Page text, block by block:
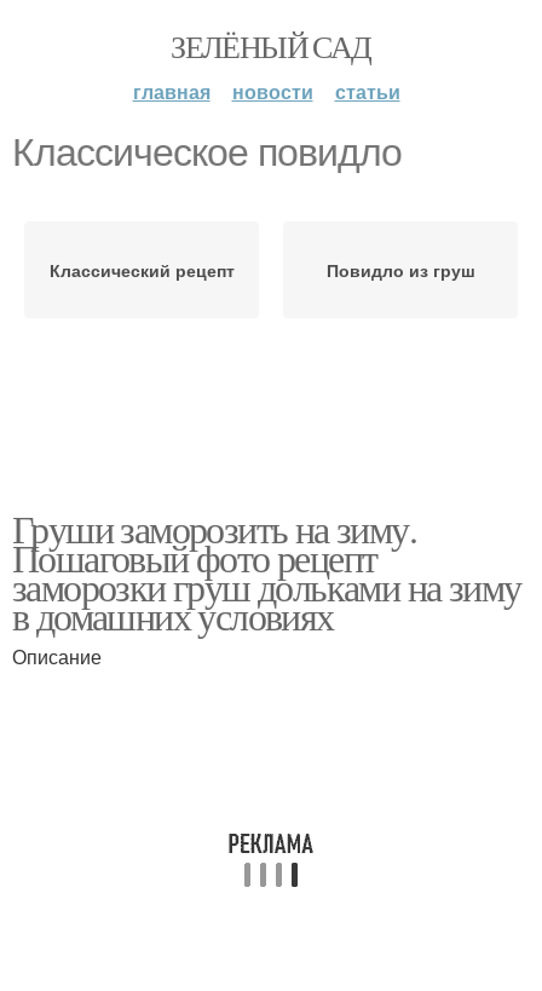
ЗЕЛЁНЫЙ САД
главная новости статьи
Классическое повидло
Классический рецепт Повидло из груш
Груши заморозить на зиму.
Пошаговый фото рецепт
заморозки груш дольками на зиму
в домашних условиях
Описание